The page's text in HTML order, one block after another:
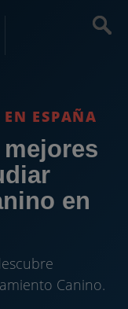
ESPAÑA
mejores
en
Canino.